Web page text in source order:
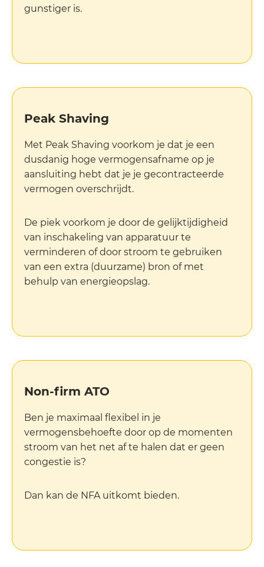
gunstiger is.
Peak Shaving
Met Peak Shaving voorkom je dat je een
dusdanig hoge vermogensafname op je
aansluiting hebt dat je je gecontracteerde
vermogen overschrijdt.
De piek voorkom je door de gelijktijdigheid
van inschakeling van apparatuur te
verminderen of door stroom te gebruiken
van een extra (duurzame) bron of met
behulp van energieopslag.
Non-firm ATO
Ben je maximaal flexibel in je
vermogensbehoefte door op de momenten
stroom van het net af te halen dat er geen
congestie is?
Dan kan de NFA uitkomt bieden.